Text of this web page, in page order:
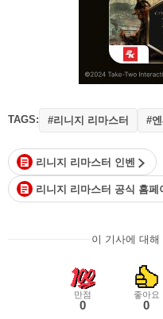
TAGS: #리니지 리마스터 #
리니지 리마스터 인벤
리니지 리마스터 공식 홈페
이 기사에 대
만점
0
좋아요
0